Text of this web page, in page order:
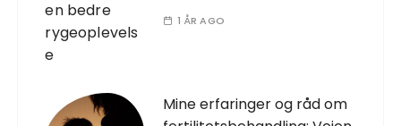
1 ÅR AGO
Mine erfaringer og råd om